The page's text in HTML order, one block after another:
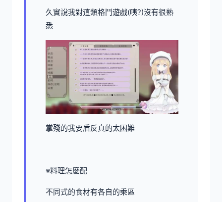
久實說我對這類格鬥遊戲(咦?)沒有很熟
悉
掌殘的我要盾反真的太困難
※料理怎麼配
不同式的食材有各自的乘區